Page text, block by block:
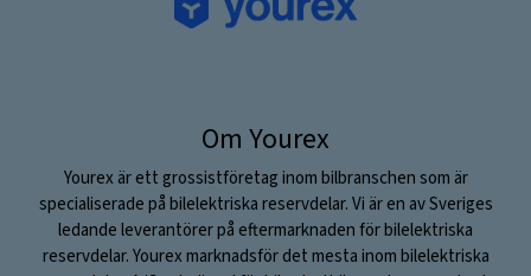
Om Yourex
Yourex är ett grossistföretag inom bilbranschen som är
specialiserade på bilelektriska reservdelar. Vi är en av Sveriges
ledande leverantörer på eftermarknaden för bilelektriska
reservdelar. Yourex marknadsför det mesta inom bilelektriska